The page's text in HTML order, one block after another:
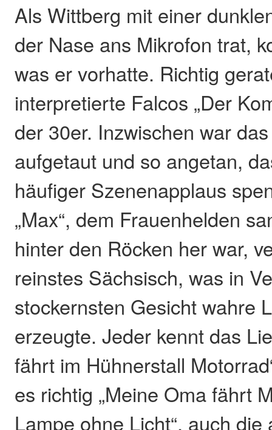
Als Wittberg mit einer
der Nase ans Mikrofon trat,
was er vorhatte. Richtig
interpretierte Falcos „Der
der 30er. Inzwischen war
aufgetaut und so angetan,
häufiger Szenenapplaus
„Max“, dem Frauenhelden
hinter den Röcken her war,
reinstes Sächsisch, was in
stockernsten Gesicht wahre
erzeugte. Jeder kennt das
fährt im Hühnerstall
es richtig „Meine Oma fährt
Lampe ohne Licht“, auch